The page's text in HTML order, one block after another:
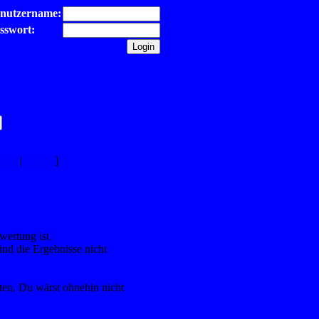
| ]
ist.
die Ergebnisse nicht
Du wärst ohnehin nicht